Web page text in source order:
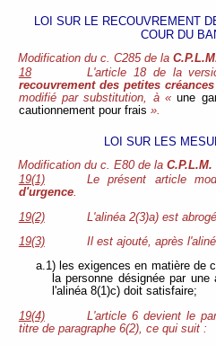
LOI SUR LE RECOUVREMENT
COUR DU
Modification du c. C285 de la
18
L'article 18 de la
recouvrement des petites
modifié par substitution, à «une
cautionnement pour frais ».
LOI SUR LES
Modification du c. E80 de la C.P.L.M.
19(1)
Le présent article
d'urgence.
19(2)
L'alinéa 2(3)a) est abrogé.
19(3)
Il est ajouté, après
a.1) les exigences en matière de
la personne désignée par
l'alinéa 8(1)c) doit satisfaire;
19(4)
L'article 6 devient le
titre de paragraphe 6(2), ce qui suit :